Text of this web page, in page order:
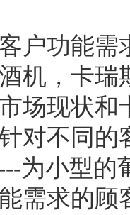
户功能
机，卡
场现状
对不同
为小型的
需求的